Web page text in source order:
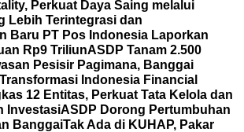
Perkuat Daya Saing melalui
Lebih Terintegrasi dan
Baru PT Pos Indonesia Laporkan
Rp9 TriliunASDP Tanam 2.500
Pesisir Pagimana, Banggai
Transformasi Indonesia Financial
12 Entitas, Perkuat Tata Kelola dan
InvestasiASDP Dorong Pertumbuhan
BanggaiTak Ada di KUHAP, Pakar